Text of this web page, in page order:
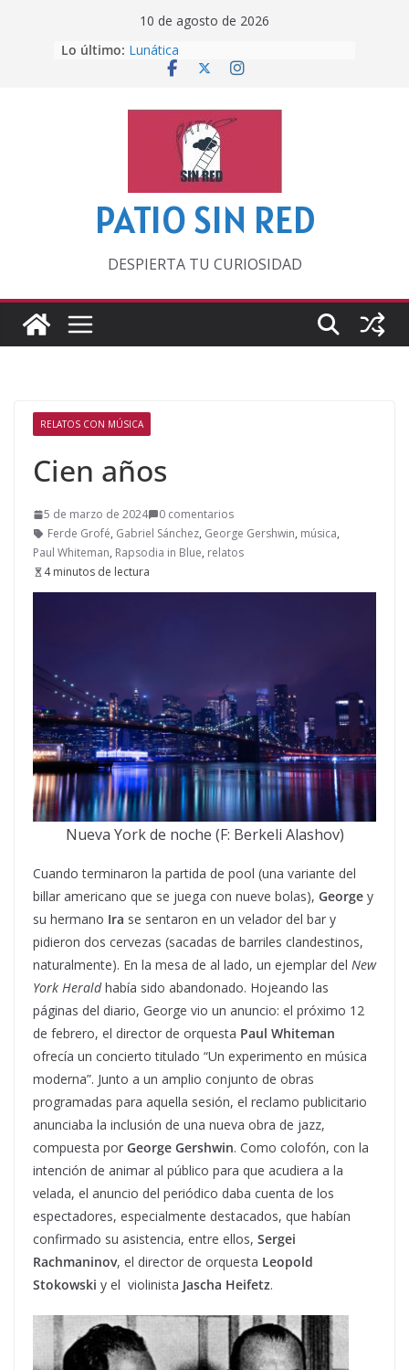
10 de agosto de 2026
Lo último: Lunática
Pero, hasta entonces…
‘La broma infinita’ de recomendar
lecturas veraniegas
Otra del Mundial
PATIO SIN RED
DESPIERTA TU CURIOSIDAD
RELATOS CON MÚSICA
Cien años
5 de marzo de 2024
0 comentarios
Ferde Grofé, Gabriel Sánchez, George Gershwin, música,
Paul Whiteman, Rapsodia in Blue, relatos
4 minutos de lectura
Nueva York de noche (F: Berkeli Alashov)
Cuando terminaron la partida de pool (una variante del
billar americano que se juega con nueve bolas), George y
su hermano Ira se sentaron en un velador del bar y
pidieron dos cervezas (sacadas de barriles clandestinos,
naturalmente). En la mesa de al lado, un ejemplar del New
York Heraldhabía sido abandonado. Hojeando las
páginas del diario, George vio un anuncio: el próximo 12
de febrero, el director de orquesta Paul Whiteman
ofrecía un concierto titulado “Un experimento en música
moderna”. Junto a un amplio conjunto de obras
programadas para aquella sesión, el reclamo publicitario
anunciaba la inclusión de una nueva obra de jazz,
compuesta por George Gershwin. Como colofón, con la
intención de animar al público para que acudiera a la
velada, el anuncio del periódico daba cuenta de los
espectadores, especialmente destacados, que habían
confirmado su asistencia, entre ellos, Sergei
Rachmaninov, el director de orquesta Leopold
Stokowski y el violinista Jascha Heifetz.